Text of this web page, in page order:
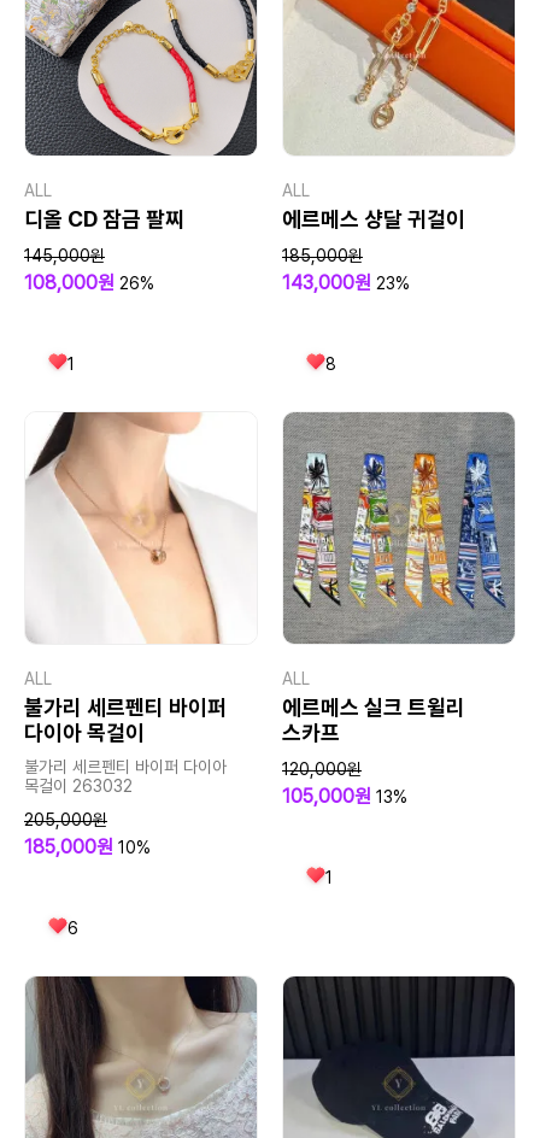
ALL
디올 CD 잠금 팔찌
145,000원
108,000원 26%
1
ALL
에르메스 샹달 귀걸이
185,000원
143,000원 23%
8
ALL
불가리 세르펜티 바이퍼
다이아 목걸이
불가리 세르펜티 바이퍼 다이아
목걸이 263032
205,000원
185,000원 10%
6
ALL
에르메스 실크 트윌리
스카프
120,000원
105,000원 13%
1